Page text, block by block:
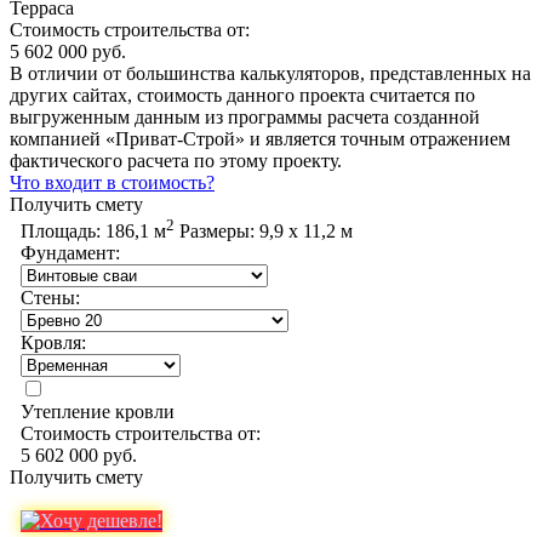
Терраса
Стоимость строительства от:
5 602 000 руб.
В отличии от большинства калькуляторов, представленных на
других сайтах, стоимость данного проекта считается по
выгруженным данным из программы расчета созданной
компанией «Приват-Строй» и является точным отражением
фактического расчета по этому проекту.
Что входит в стоимость?
Получить смету
Площадь: 186,1 м2 Размеры: 9,9 х 11,2 м
Фундамент:
Стены:
Кровля:
Утепление кровли
Стоимость строительства от:
5 602 000 руб.
Получить смету